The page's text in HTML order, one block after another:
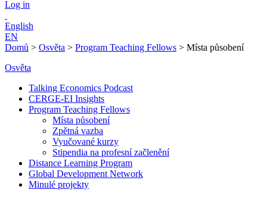
Log in
English
EN
Domů > Osvěta > Program Teaching Fellows > Místa působení
Osvěta
Talking Economics Podcast
CERGE-EI Insights
Program Teaching Fellows
Místa působení
Zpětná vazba
Vyučované kurzy
Stipendia na profesní začlenění
Distance Learning Program
Global Development Network
Minulé projekty